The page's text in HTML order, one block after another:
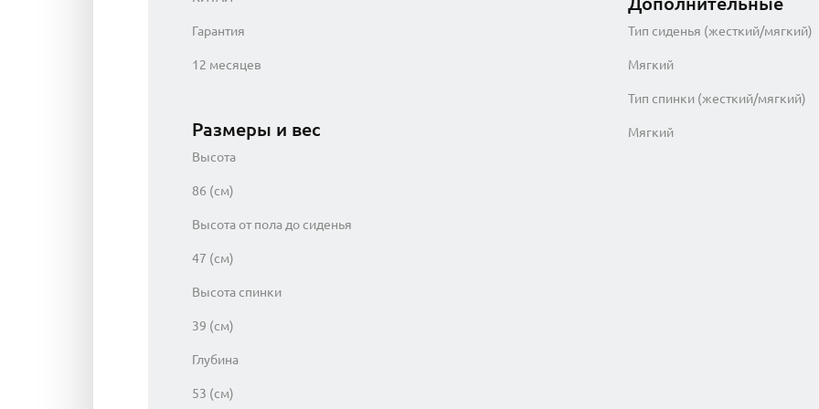
Гарантия
12 месяцев
Размеры и вес
Высота
86 (см)
Высота от пола до сиденья
47 (см)
Высота спинки
39 (см)
Глубина
53 (см)
Тип сиденья (жесткий/мягкий)
Мягкий
Тип спинки (жесткий/мягкий)
Мягкий